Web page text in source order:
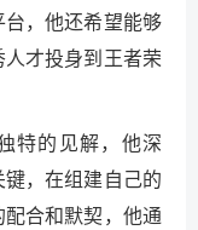
，他还希望能够
才投身到王者荣
特的见解，他深
，在组建自己的
合和默契，他通